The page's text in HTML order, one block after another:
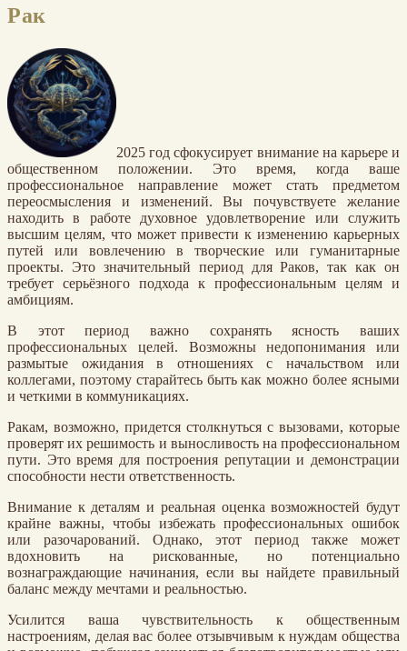
Рак
2025 год сфокусирует внимание на карьере и
общественном положении. Это время, когда ваше
профессиональное направление может стать предметом
переосмысления и изменений. Вы почувствуете желание
находить в работе духовное удовлетворение или служить
высшим целям, что может привести к изменению карьерных
путей или вовлечению в творческие или гуманитарные
проекты. Это значительный период для Раков, так как он
требует серьёзного подхода к профессиональным целям и
амбициям.
В этот период важно сохранять ясность ваших
профессиональных целей. Возможны недопонимания или
размытые ожидания в отношениях с начальством или
коллегами, поэтому старайтесь быть как можно более ясными
и четкими в коммуникациях.
Ракам, возможно, придется столкнуться с вызовами, которые
проверят их решимость и выносливость на профессиональном
пути. Это время для построения репутации и демонстрации
способности нести ответственность.
Внимание к деталям и реальная оценка возможностей будут
крайне важны, чтобы избежать профессиональных ошибок
или разочарований. Однако, этот период также может
вдохновить на рискованные, но потенциально
вознаграждающие начинания, если вы найдете правильный
баланс между мечтами и реальностью.
Усилится ваша чувствительность к общественным
настроениям, делая вас более отзывчивым к нуждам общества